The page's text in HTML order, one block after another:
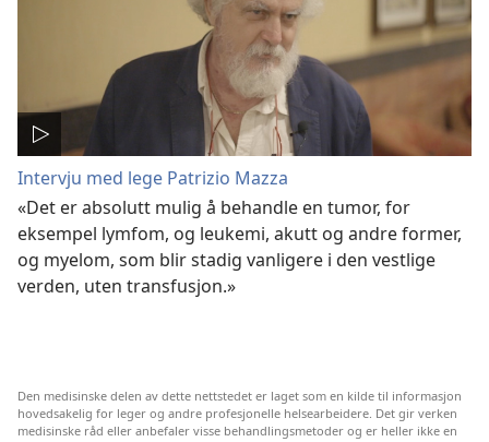
Intervju med lege Patrizio Mazza
«Det er absolutt mulig å behandle en tumor, for
eksempel lymfom, og leukemi, akutt og andre former,
og myelom, som blir stadig vanligere i den vestlige
verden, uten transfusjon.»
Den medisinske delen av dette nettstedet er laget som en kilde til informasjon
hovedsakelig for leger og andre profesjonelle helsearbeidere. Det gir verken
medisinske råd eller anbefaler visse behandlingsmetoder og er heller ikke en